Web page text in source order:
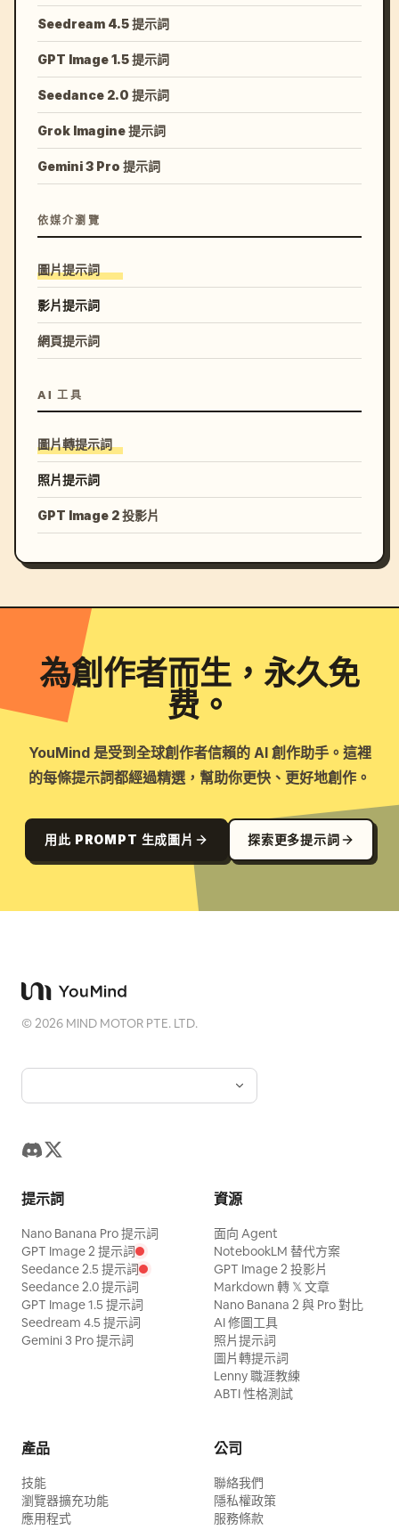
Seedream 4.5 提示詞
GPT Image 1.5 提示詞
Seedance 2.0 提示詞
Grok Imagine 提示詞
Gemini 3 Pro 提示詞
依媒介瀏覽
圖片提示詞
影片提示詞
網頁提示詞
AI 工具
圖片轉提示詞
照片提示詞
GPT Image 2 投影片
為創作者而生，永久免
费。
YouMind 是受到全球創作者信賴的 AI 創作助手。這裡
的每條提示詞都經過精選，幫助你更快、更好地創作。
用此 PROMPT 生成圖片 探索更多提示詞
©2026 MIND MOTOR PTE. LTD.
提示詞
Nano Banana Pro 提示詞
GPT Image 2 提示詞
Seedance 2.5 提示詞
Seedance 2.0 提示詞
GPT Image 1.5 提示詞
Seedream 4.5 提示詞
Gemini 3 Pro 提示詞
資源
面向 Agent
NotebookLM 替代方案
GPT Image 2 投影片
Markdown 轉 𝕏 文章
Nano Banana 2 與 Pro 對比
AI 修圖工具
照片提示詞
圖片轉提示詞
Lenny 職涯教練
ABTI 性格測試
產品
技能
瀏覽器擴充功能
應用程式
公司
聯絡我們
隱私權政策
服務條款